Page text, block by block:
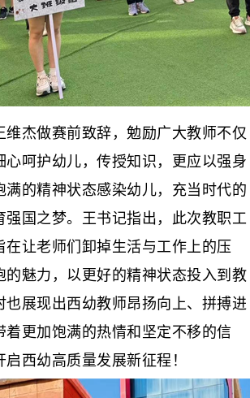
杰做赛前致辞，勉励广大教师不仅
心呵护幼儿，传授知识，更应以强身
满的精神状态感染幼儿，充当时代的
强国之梦。王书记指出，此次教职工
在让老师们卸掉生活与工作上的压
的魅力，以更好的精神状态投入到教
也展现出西幼教师昂扬向上、拼搏进
着更加饱满的热情和坚定不移的信
西幼高质量发展新征程！